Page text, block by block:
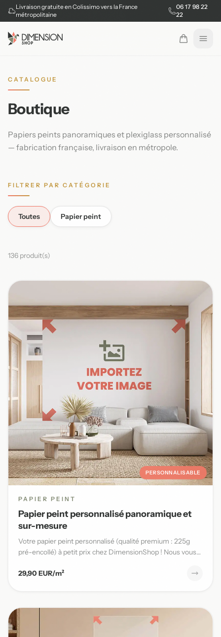
Livraison gratuite en Colissimo vers la France
métropolitaine
06 17 98 22
22
CATALOGUE
Boutique
Papiers peints panoramiques et plexiglass personnalisé
— fabrication française, livraison en métropole.
FILTRER PAR CATÉGORIE
Toutes Papier peint
136 produit(s)
PERSONNALISABLE
PAPIER PEINT
Papier peint personnalisé panoramique et
sur-mesure
Votre papier peint personnalisé (qualité premium : 225g
pré-encollé) à petit prix chez DimensionShop ! Nous vous
29,90 EUR/m²